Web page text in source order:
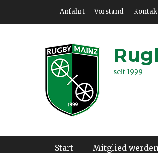
Header Top
Anfahrt Vorstand
seit 1999
Hauptmenü
Start Mitglied werden